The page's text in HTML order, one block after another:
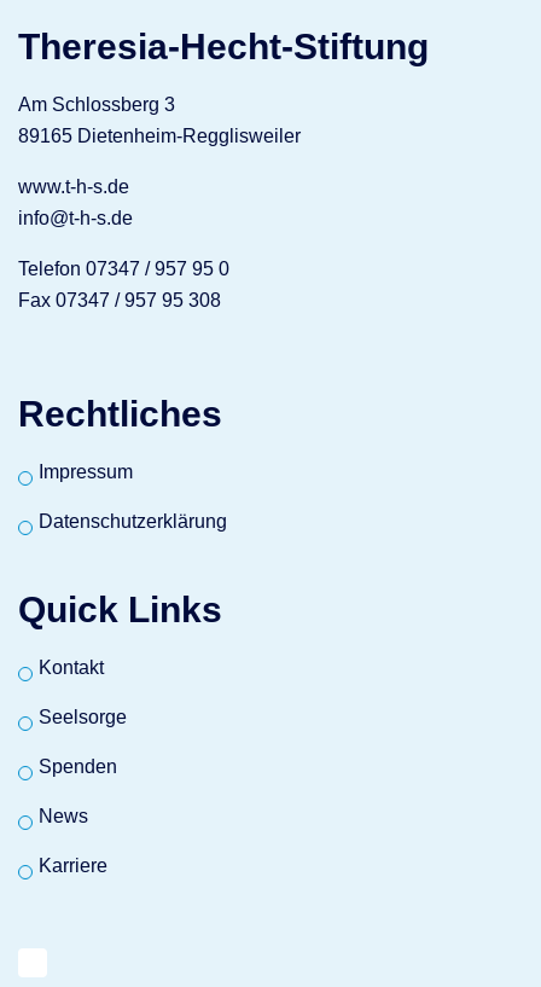
Theresia-Hecht-Stiftung
Am Schlossberg 3
89165 Dietenheim-Regglisweiler
www.t-h-s.de
info@t-h-s.de
Telefon 07347 / 957 95 0
Fax 07347 / 957 95 308
Rechtliches
Impressum
Datenschutzerklärung
Quick Links
Kontakt
Seelsorge
Spenden
News
Karriere